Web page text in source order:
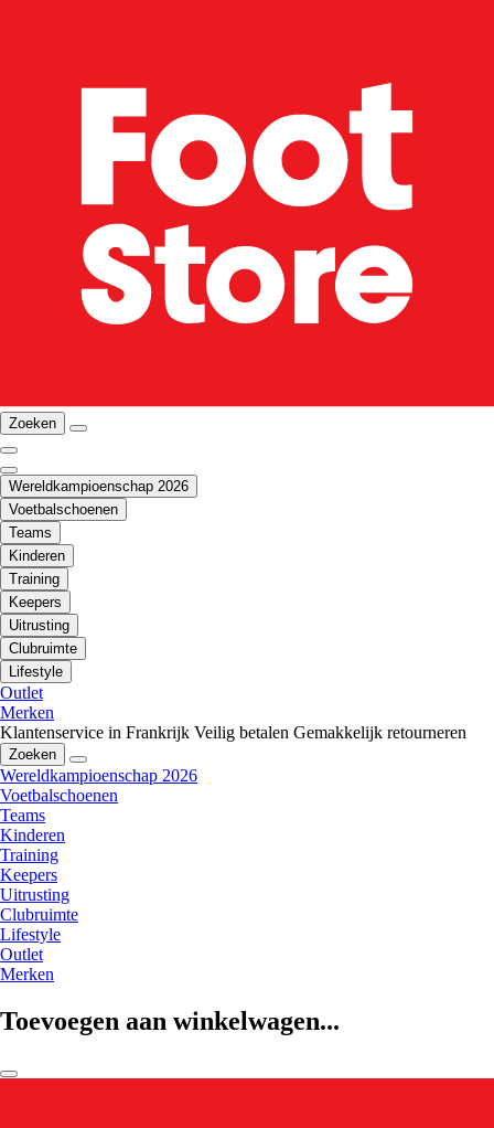
Zoeken
Wereldkampioenschap 2026
Voetbalschoenen
Teams
Kinderen
Training
Keepers
Uitrusting
Clubruimte
Lifestyle
Outlet
Merken
Klantenservice in Frankrijk Veilig betalen Gemakkelijk retourneren
Zoeken
Wereldkampioenschap 2026
Voetbalschoenen
Teams
Kinderen
Training
Keepers
Uitrusting
Clubruimte
Lifestyle
Outlet
Merken
Toevoegen aan winkelwagen...